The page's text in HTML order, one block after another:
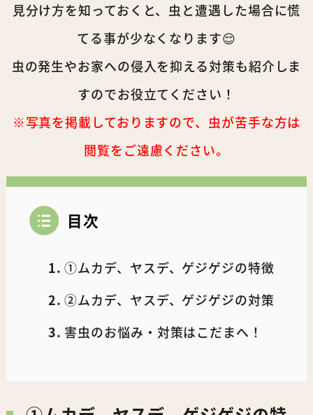
見分け方を知っておくと、虫と遭遇した場合に慌
てる事が少なくなります😌
虫の発生やお家への侵入を抑える対策も紹介しま
すのでお役立てください！
※写真を掲載しておりますので、虫が苦手な方は
閲覧をご遠慮ください。
目次
①ムカデ、ヤスデ、ゲジゲジの特徴
②ムカデ、ヤスデ、ゲジゲジの対策
害虫のお悩み・対策はこだまへ！